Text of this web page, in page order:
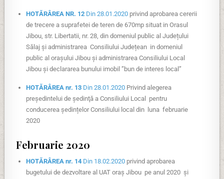
HOTĂRÂREA NR. 12 Din 28.01.2020 privind aprobarea cererii
de trecere a suprafetei de teren de 670mp situat in Orasul
Jibou, str. Libertatii, nr. 28, din domeniul public al Județului
Sălaj și administrarea Consiliului Județean in domeniul
public al orașului Jibou și administrarea Consiliului Local
Jibou și declararea bunului imobil ”bun de interes local”
HOTĂRÂREA nr. 13 Din 28.01.2020 Privind alegerea
preşedintelui de şedinţă a Consiliului Local pentru
conducerea ședințelor Consiliului local din luna februarie
2020
Februarie 2020
HOTĂRÂREA nr. 14 Din 18.02.2020 privind aprobarea
bugetului de dezvoltare al UAT oraș Jibou pe anul 2020 și